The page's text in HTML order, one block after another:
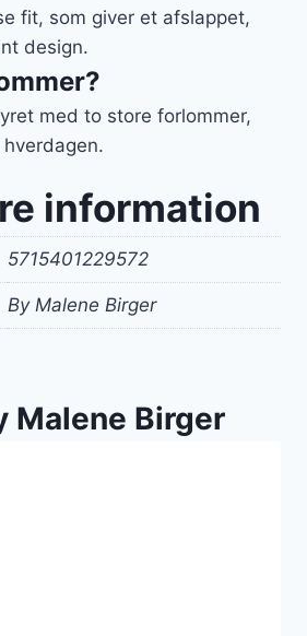
fit, som giver et afslappet,
design.
med to store forlommer,
information
5715401229572
By Malene Birger
Malene Birger